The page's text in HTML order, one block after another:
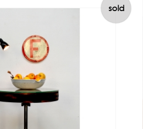
sold